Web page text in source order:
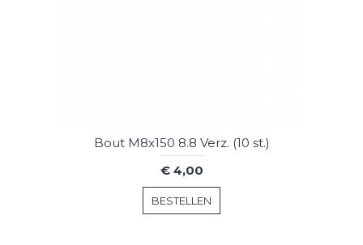
Bout M8x150 8.8 Verz. (10 st.)
€ 4,00
BESTELLEN